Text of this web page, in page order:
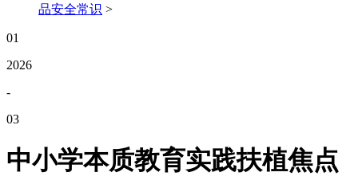
品安全常识 >
01
2026
-
03
中小学本质教育实践扶植焦点